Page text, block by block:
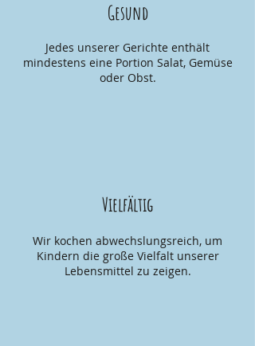
Gesund
Jedes unserer Gerichte enthält
mindestens eine Portion Salat, Gemüse
oder Obst.
Vielfältig
Wir kochen abwechslungsreich, um
Kindern die große Vielfalt unserer
Lebensmittel zu zeigen.